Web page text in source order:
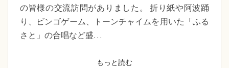
制
交
問
の皆様の交流訪問がありました。 折り紙や阿波踊
り、ビンゴゲーム、トーンチャイムを用いた「ふる
さと」の合唱など盛…
もっと読むもっと読む